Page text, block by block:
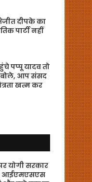
दीपके का
पार्टी नहीं
पप्पू यादव तो
आप संसद
खत्म कर
योगी सरकार
आईएमएसएस